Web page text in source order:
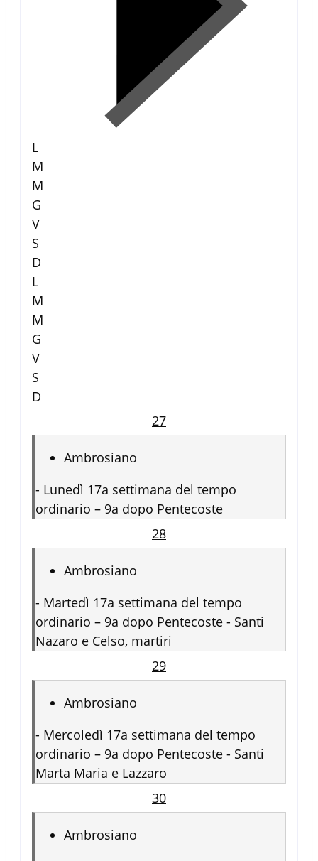
L
M
M
G
V
S
D
L
M
M
G
V
S
D
27
Ambrosiano
- Lunedì 17a settimana del tempo
ordinario – 9a dopo Pentecoste
28
Ambrosiano
- Martedì 17a settimana del tempo
ordinario – 9a dopo Pentecoste - Santi
Nazaro e Celso, martiri
29
Ambrosiano
- Mercoledì 17a settimana del tempo
ordinario – 9a dopo Pentecoste - Santi
Marta Maria e Lazzaro
30
Ambrosiano